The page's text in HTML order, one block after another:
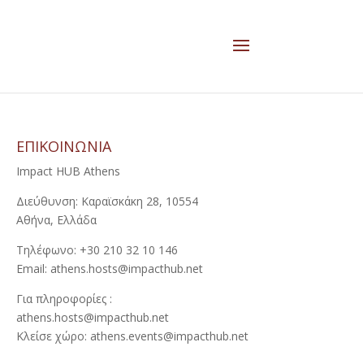
ΕΠΙΚΟΙΝΩΝΙΑ
Impact HUB Athens
Διεύθυνση: Καραϊσκάκη 28, 10554
Αθήνα, Ελλάδα
Τηλέφωνο: +30 210 32 10 146
Email: athens.hosts@impacthub.net
Για πληροφορίες :
athens.hosts@impacthub.net
Κλείσε χώρο: athens.events@impacthub.net